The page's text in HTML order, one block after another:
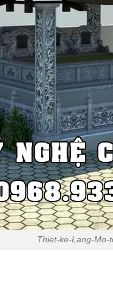
Thiet-ke-Lang-Mo-